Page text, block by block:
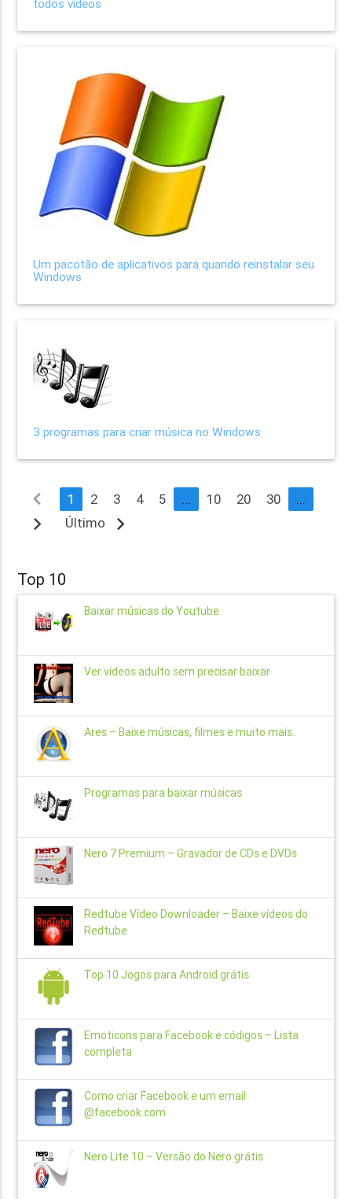
todos vídeos
Um pacotão de aplicativos para quando reinstalar seu
Windows
3 programas para criar música no Windows
navigate_before 1 2 3 4 5 ... 10 20 30 ...
navigate_next Último navigate_next
Top 10
Baixar músicas do Youtube
Ver vídeos adulto sem precisar baixar
Ares – Baixe músicas, filmes e muito mais..
Programas para baixar músicas
Nero 7 Premium – Gravador de CDs e DVDs
Redtube Vídeo Downloader – Baixe vídeos do
Redtube
Top 10 Jogos para Android grátis
Emoticons para Facebook e códigos – Lista
completa
Como criar Facebook e um email
@facebook.com
Nero Lite 10 – Versão do Nero grátis